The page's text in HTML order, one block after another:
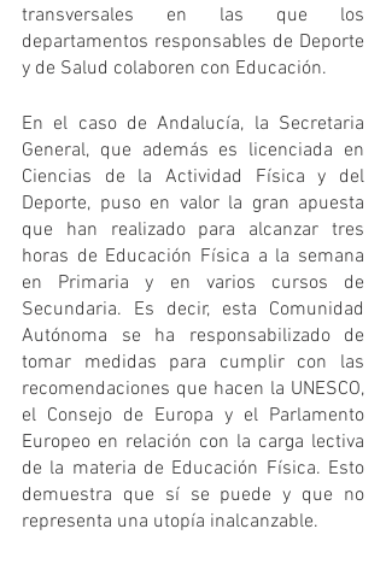
transversales en las que los
departamentos responsables de Deporte
y de Salud colaboren con Educación.
En el caso de Andalucía, la Secretaria
General, que además es licenciada en
Ciencias de la Actividad Física y del
Deporte, puso en valor la gran apuesta
que han realizado para alcanzar tres
horas de Educación Física a la semana
en Primaria y en varios cursos de
Secundaria. Es decir, esta Comunidad
Autónoma se ha responsabilizado de
tomar medidas para cumplir con las
recomendaciones que hacen la UNESCO,
el Consejo de Europa y el Parlamento
Europeo en relación con la carga lectiva
de la materia de Educación Física. Esto
demuestra que sí se puede y que no
representa una utopía inalcanzable.